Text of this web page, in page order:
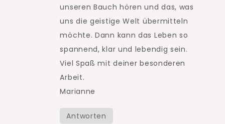
unseren Bauch hören und das, was
uns die geistige Welt übermitteln
möchte. Dann kann das Leben so
spannend, klar und lebendig sein.
Viel Spaß mit deiner besonderen
Arbeit.
Marianne
Antworten